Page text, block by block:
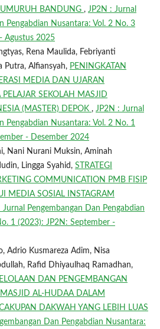
BANDUNG , JP2N : Jurnal
Pengabdian Nusantara: Vol. 2 No. 3
Agustus 2025
Rena Maulida, Febriyanti
Putra, Alfiansyah, PENINGKATAN
MEDIA DAN UJARAN
SEKOLAH MASJID
(MASTER) DEPOK , JP2N : Jurnal
Pengabdian Nusantara: Vol. 2 No. 1
- Desember 2024
Nani Nurani Muksin, Aminah
Lingga Syahid, STRATEGI
COMMUNICATION PMB FISIP
MEDIA SOSIAL INSTAGRAM
Jurnal Pengembangan Dan Pengabdian
1 (2023): JP2N: September -
Adrio Kusmareza Adim, Nisa
Rafid Dhiyaulhaq Ramadhan,
DAN PENGEMBANGAN
AL-HUDAA DALAM
DAKWAH YANG LEBIH LUAS
Dan Pengabdian Nusantara: